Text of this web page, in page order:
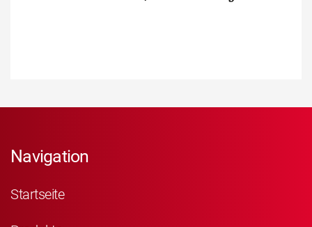
Navigation
Startseite